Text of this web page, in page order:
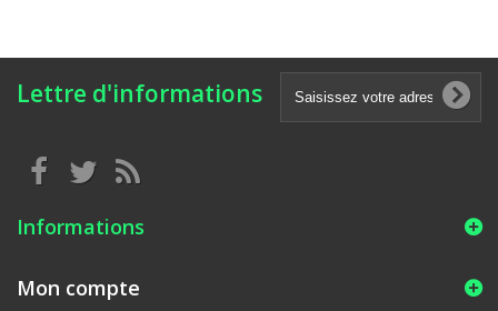
Lettre d'informations
Informations
Mon compte